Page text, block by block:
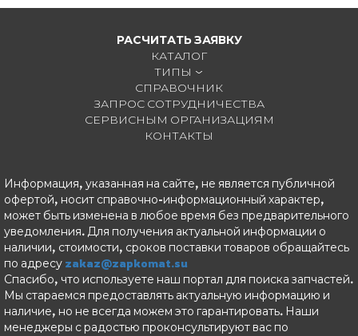
РАСЧИТАТЬ ЗАЯВКУ
КАТАЛОГ
ТИПЫ
СПРАВОЧНИК
ЗАПРОС СОТРУДНИЧЕСТВА
СЕРВИСНЫМ ОРГАНИЗАЦИЯМ
КОНТАКТЫ
Информация, указанная на сайте, не является публичной
офертой, носит справочно-информационный характер,
может быть изменена в любое время без предварительного
уведомления. Для получения актуальной информации о
наличии, стоимости, сроков поставки товаров обращайтесь
по адресу zakaz@zapkomat.su
Спасибо, что используете наш портал для поиска запчастей.
Мы стараемся предоставлять актуальную информацию и
наличие, но не всегда можем это гарантировать. Наши
менеджеры с радостью проконсультируют вас по